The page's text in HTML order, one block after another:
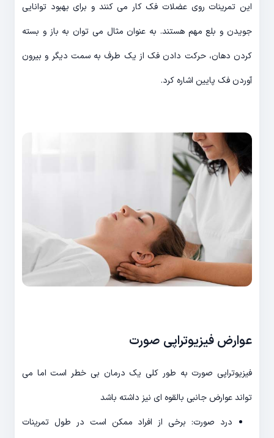
این تمرینات روی عضلات فک کار می کنند و برای بهبود توانایی
جویدن و بلع مهم هستند. به عنوان مثال می توان به باز و بسته
کردن دهان، حرکت دادن فک از یک طرف به سمت دیگر و بیرون
آوردن فک پایین اشاره کرد.
عوارض فیزیوتراپی صورت
فیزیوتراپی صورت به طور کلی یک درمان بی خطر است اما می
تواند عوارض جانبی بالقوه ای نیز داشته باشد
درد صورت: برخی از افراد ممکن است در طول تمرینات